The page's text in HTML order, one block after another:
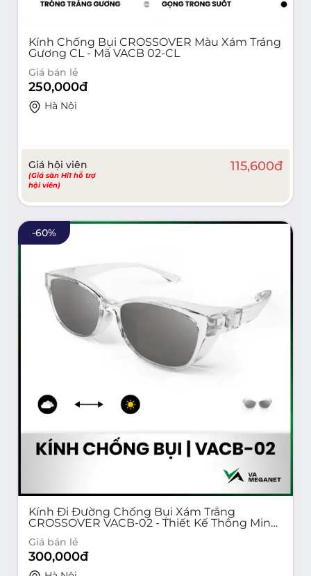
Kính Chống Bụi CROSSOVER Màu Xám Tráng
Gương CL - Mã VACB 02-CL
Giá bán lẻ
250,000đ
Hà Nội
Giá hội viên
(Giá sàn Hi1 hỗ trợ
hội viên)
115,600đ
-60%
Kính Đi Đường Chống Bụi Xám Trắng
CROSSOVER VACB-02 - Thiết Kế Thông Minh,
Chống Tia UV400, Unisex
Giá bán lẻ
300,000đ